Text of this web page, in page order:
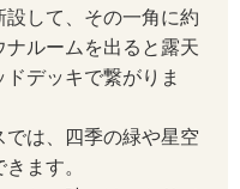
して、その一角に約
ナルームを出ると露天
デッキで繋がりま
は、四季の緑や星空
ます。